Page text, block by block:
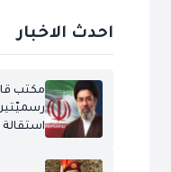
احدث الاخبار
مكتب